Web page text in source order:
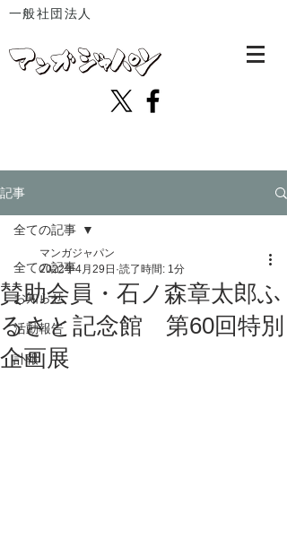
一般社団法人
記事
全ての記事
お知らせ
活動報告
訃報
全ての記事
賛助会員・石ノ森章太郎ふ
るさと記念館 第60回特別
企画展
マンガジャパン
2022年4月29日 読了時間: 1分